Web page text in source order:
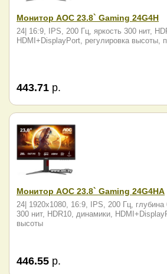
Монитор AOC 23.8` Gaming 24G4H
24| 16:9, IPS, 200 Гц, яркость 300 нит,
HDMI+DisplayPort, регулировка высоты,
443.71 р.
Монитор AOC 23.8` Gaming 24G4HA
24| 1920x1080, 16:9, IPS, 200 Гц, глубина
300 нит, HDR10, динамики,
высоты
446.55 р.